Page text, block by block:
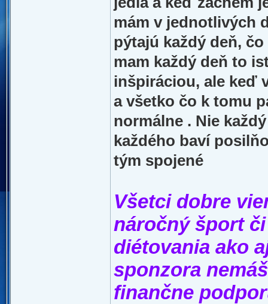
mám v jednotlivých
pýtajú každý deň,
mam každý deň to
inšpiráciou, ale keď
a všetko čo k tomu
normálne . Nie
každého baví
tým spojené
Všetci dobre
náročný šport
diétovania ako
sponzora
finančne